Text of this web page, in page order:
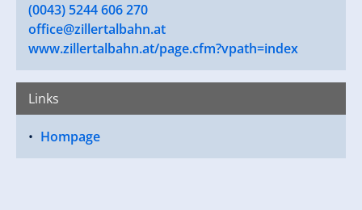
(0043) 5244 606 270
office@zillertalbahn.at
www.zillertalbahn.at/page.cfm?vpath=index
Links
Hompage